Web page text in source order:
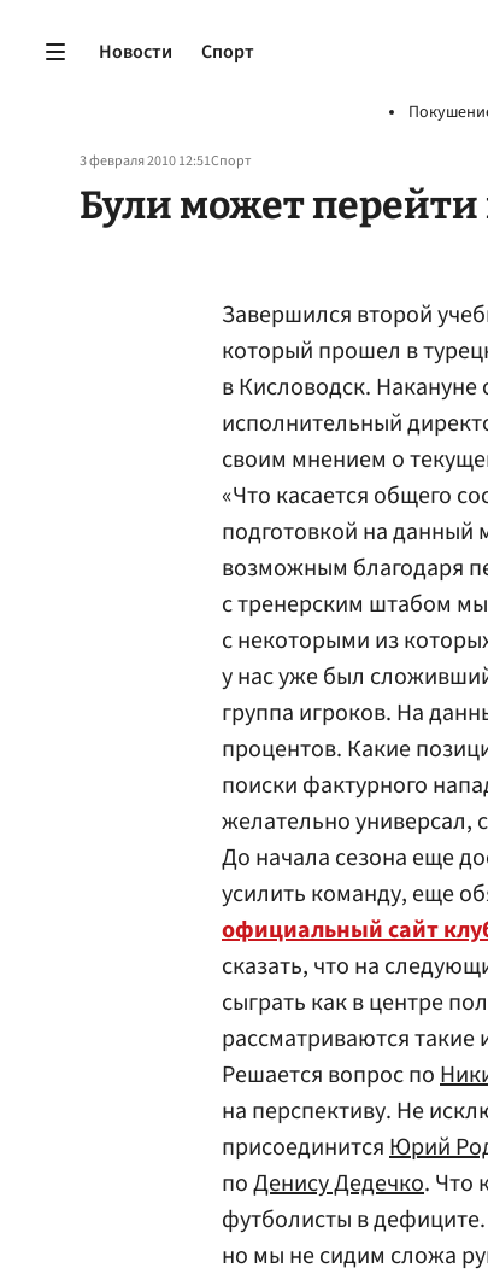
Новости Спорт
3 февраля 2010 12:51Спорт
Були может
Завершился второй
который прошел в
в Кисловодск. Накануне
исполнительный
своим мнением о
«Что касается общего
подготовкой на данный
возможным благодаря
с тренерским штабом
с некоторыми из
у нас уже был
группа игроков. На
процентов. Какие
поиски фактурного
желательно универсал,
До начала сезона еще
усилить команду, еще
официальный сайт
сказать, что на
сыграть как в центре
рассматриваются такие
Решается вопрос по
на перспективу. Не
присоединитсяЮрий
поДенису Дедечко. Что
футболисты в
но мы не сидим сложа